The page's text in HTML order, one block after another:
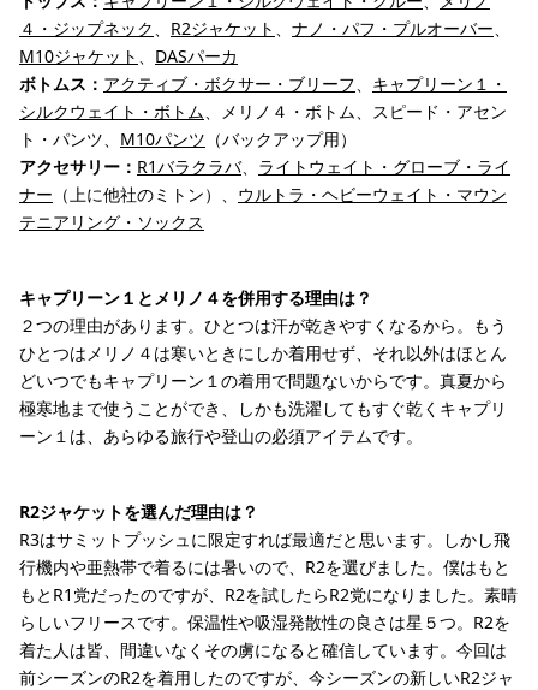
４・ジップネック
R2ジャケット ナノ・パフ・プルオーバー
M10ジャケット
DASパーカ
ボトムス： アクティブ・ボクサー・ブリーフ
キャプリーン１・
シルクウェイト・ボトム 、メリノ４・ボトム、スピード・アセン
ト・パンツ、 M10パンツ （バックアップ用）
アクセサリー： R1バラクラバ、 ライトウェイト・グローブ・ライ
ナー （上に他社のミトン）、 ウルトラ・ヘビーウェイト・マウン
テニアリング・ソックス
キャプリーン１とメリノ４を併用する理由は？
２つの理由があります。ひとつは汗が乾きやすくなるから。もう
ひとつはメリノ４は寒いときにしか着用せず、それ以外はほとん
どいつでもキャプリーン１の着用で問題ないからです。真夏から
極寒地まで使うことができ、しかも洗濯してもすぐ乾くキャプリ
ーン１は、あらゆる旅行や登山の必須アイテムです。
R2ジャケットを選んだ理由は？
R3はサミットプッシュに限定すれば最適だと思います。しかし飛
行機内や亜熱帯で着るには暑いので、R2を選びました。僕はもと
もとR1党だったのですが、R2を試したらR2党になりました。素晴
らしいフリースです。保温性や吸湿発散性の良さは星５つ。R2を
着た人は皆、間違いなくその虜になると確信しています。今回は
前シーズンのR2を着用したのですが、今シーズンの新しいR2ジャ